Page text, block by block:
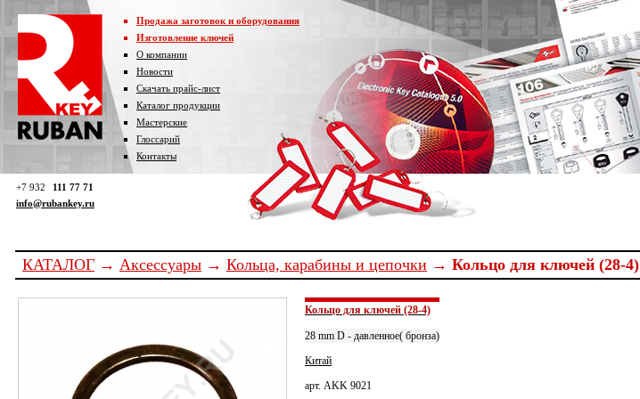
+7 932
111 77 71
info@rubankey.ru
Продажа заготовок и оборудования
Изготовление ключей
О компании
Новости
Скачать прайс-лист
Каталог продукции
Мастерские
Глоссарий
Контакты
КАТАЛОГ → Аксессуары → Кольца, карабины и цепочки → Кольцо для ключей (28-4)
Кольцо для ключей (28-4)
28 mm D - давленное( бронза)
Китай
арт. AKK 9021